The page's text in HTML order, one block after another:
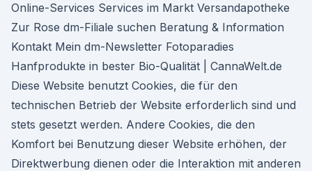
Online-Services Services im Markt Versandapotheke
Zur Rose dm-Filiale suchen Beratung & Information
Kontakt Mein dm-Newsletter Fotoparadies
Hanfprodukte in bester Bio-Qualität | CannaWelt.de
Diese Website benutzt Cookies, die für den
technischen Betrieb der Website erforderlich sind und
stets gesetzt werden. Andere Cookies, die den
Komfort bei Benutzung dieser Website erhöhen, der
Direktwerbung dienen oder die Interaktion mit anderen